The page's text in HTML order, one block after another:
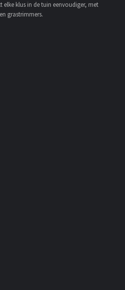
elke klus in de tuin eenvoudiger, met
grastrimmers.